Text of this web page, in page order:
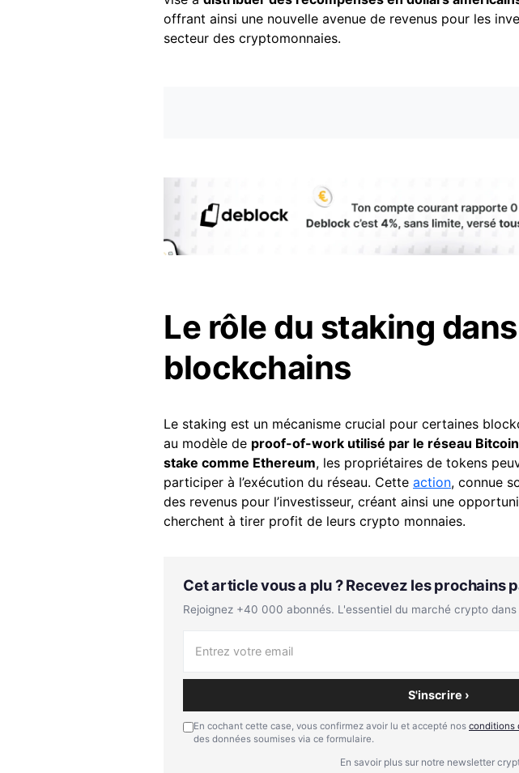
offrant ainsi une nouvelle avenue de revenus pour les
secteur des cryptomonnaies.
Le rôle du staking
blockchains
Le staking est un mécanisme crucial pour certaines
au modèle de proof-of-work utilisé par le réseau Bitcoin
stake comme Ethereum, les propriétaires de tokens
participer à l’exécution du réseau. Cette action, connue
des revenus pour l’investisseur, créant ainsi une
cherchent à tirer profit de leurs crypto monnaies.
Cet article vous a plu ? Recevez les prochains
Rejoignez +40 000 abonnés. L'essentiel du marché crypto
S'inscrire ›
En cochant cette case, vous confirmez avoir lu et accepté nos conditions
des données soumises via ce formulaire.
En savoir plus sur notre newsletter